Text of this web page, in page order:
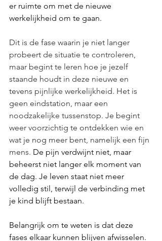
er ruimte om met de nieuwe
werkelijkheid om te gaan.
Dit is de fase waarin je niet langer
probeert de situatie te controleren,
maar begint te leren hoe je jezelf
staande houdt in deze nieuwe en
tevens pijnlijke werkelijkheid. Het is
geen eindstation, maar een
noodzakelijke tussenstop. Je begint
weer voorzichtig te ontdekken wie en
wat je nog meer bent, namelijk een fijn
mens. De pijn verdwijnt niet, maar
beheerst niet langer elk moment van
de dag. Je leven staat niet meer
volledig stil, terwijl de verbinding met
je kind blijft bestaan.
Belangrijk om te weten is dat deze
fases elkaar kunnen blijven afwisselen.